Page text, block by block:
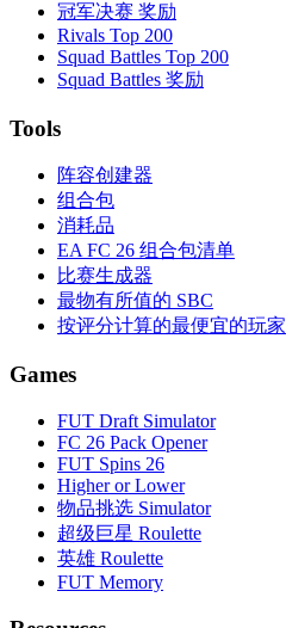
冠军决赛 奖励
Rivals Top 200
Squad Battles Top 200
Squad Battles 奖励
Tools
阵容创建器
组合包
消耗品
EA FC 26 组合包清单
比赛生成器
最物有所值的 SBC
按评分计算的最便宜的玩家
Games
FUT Draft Simulator
FC 26 Pack Opener
FUT Spins 26
Higher or Lower
物品挑选 Simulator
超级巨星 Roulette
英雄 Roulette
FUT Memory